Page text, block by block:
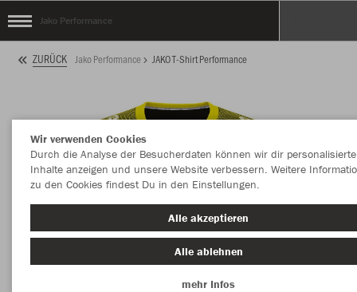
Jako Performance
ZURÜCK Jako Performance JAKO T-Shirt Performance
Wir verwenden Cookies
Durch die Analyse der Besucherdaten können wir dir personalisierte
Inhalte anzeigen und unsere Website verbessern. Weitere
zu den Cookies findest Du in den Einstellungen.
Alle akzeptieren
Alle ablehnen
mehr Infos